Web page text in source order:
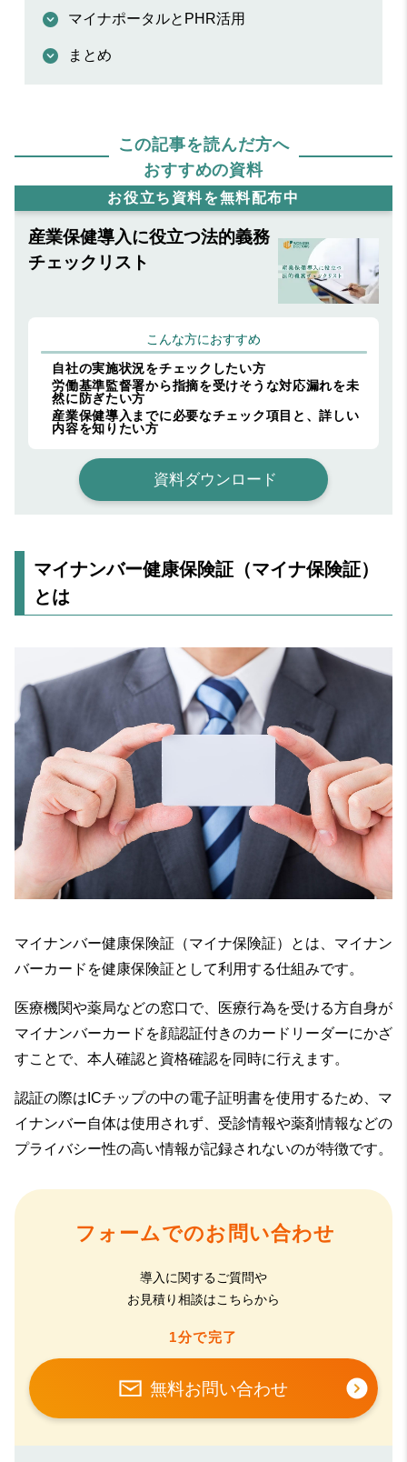
マイナポータルとPHR活用
まとめ
この記事を読んだ方へ
おすすめの資料
お役立ち資料を無料配布中
産業保健導入に役立つ法的義務
チェックリスト
こんな方におすすめ
自社の実施状況をチェックしたい方
労働基準監督署から指摘を受けそうな対応漏れを未
然に防ぎたい方
産業保健導入までに必要なチェック項目と、詳しい
内容を知りたい方
資料ダウンロード
マイナンバー健康保険証（マイナ保険証）
とは
マイナンバー健康保険証（マイナ保険証）とは、マイナン
バーカードを健康保険証として利用する仕組みです。
医療機関や薬局などの窓口で、医療行為を受ける方自身が
マイナンバーカードを顔認証付きのカードリーダーにかざ
すことで、本人確認と資格確認を同時に行えます。
認証の際はICチップの中の電子証明書を使用するため、マ
イナンバー自体は使用されず、受診情報や薬剤情報などの
プライバシー性の高い情報が記録されないのが特徴です。
フォームでのお問い合わせ
導入に関するご質問や
お見積り相談はこちらから
1分で完了
無料お問い合わせ